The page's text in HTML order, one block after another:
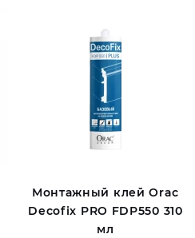
Монтажный клей Orac
Decofix PRO FDP550 310
мл